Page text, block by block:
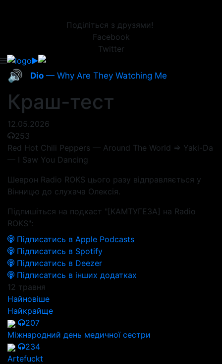
Поділіться з друзями!
Facebook
Twitter
🔊 Dio — Why Are They Watching Me
Краш-тест
12.05.2026
253
Red Hot Chili Peppers — Around The World => Yaki-Da
— I Saw You Dancing
Шеврон Radio ROKS цього разу відправляється у
Вінницю до слухача Олексія.
Підпишіться на подкаст "[КАМТУГЕЗА] на Radio
ROKS":
Підписатись в Apple Podcasts
Підписатись в Spotify
Підписатись в Deezer
Підписатись в інших додатках
12 травня
Найновіше
Найкрайще
207
Міжнародний день медичної сестри
234
Artefuckt